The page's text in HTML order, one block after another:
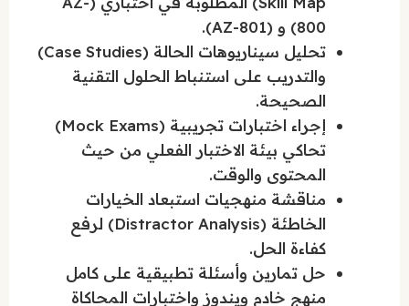
800) و (AZ-801).
تحليل سيناريوهات الحالة (Case Studies)
والتدريب على استنباط الحلول التقنية
الصحيحة.
إجراء اختبارات تجريبية (Mock Exams)
تحاكي بيئة الاختبار الفعلي من حيث
المحتوى والوقت.
مناقشة منهجيات استبعاد الخيارات
الخاطئة (Distractor Analysis) لرفع
كفاءة الحل.
حل تمارين وأسئلة تطبيقية على كامل
منهج خادم ويندوز واختبارات المحاكاة